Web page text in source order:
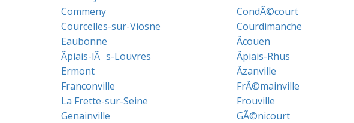
Commeny
CondÃ©court
Courcelles-sur-Viosne
Courdimanche
Eaubonne
Ãcouen
Ãpiais-lÃ¨s-Louvres
Ãpiais-Rhus
Ermont
Ãzanville
Franconville
FrÃ©mainville
La Frette-sur-Seine
Frouville
Genainville
GÃ©nicourt